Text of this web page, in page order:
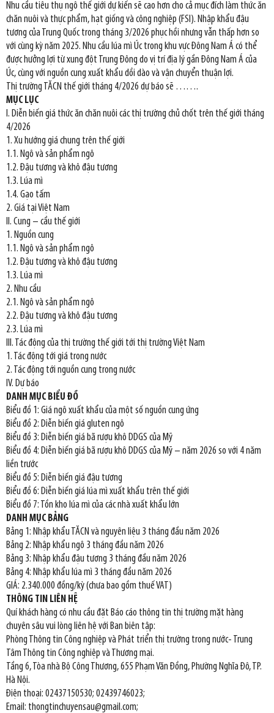
Nhu cầu tiêu thụ ngô thế giới dự kiến sẽ cao hơn cho cả mục đích làm thức ăn
chăn nuôi và thực phẩm, hạt giống và công nghiệp (FSI). Nhập khẩu đậu
tương của Trung Quốc trong tháng 3/2026 phục hồi nhưng vẫn thấp hơn so
với cùng kỳ năm 2025. Nhu cầu lúa mì Úc trong khu vực Đông Nam Á có thể
được hưởng lợi từ xung đột Trung Đông do vị trí địa lý gần Đông Nam Á của
Úc, cùng với nguồn cung xuất khẩu dồi dào và vận chuyển thuận lợi.
Thị trường TĂCN thế giới tháng 4/2026 dự báo sẽ …….
MỤC LỤC
I. Diễn biến giá thức ăn chăn nuôi các thị trường chủ chốt trên thế giới tháng
4/2026
1. Xu hướng giá chung trên thế giới
1.1. Ngô và sản phẩm ngô
1.2. Đậu tương và khô đậu tương
1.3. Lúa mì
1.4. Gạo tấm
2. Giá tại Việt Nam
II. Cung – cầu thế giới
1. Nguồn cung
1.1. Ngô và sản phẩm ngô
1.2. Đậu tương và khô đậu tương
1.3. Lúa mì
2. Nhu cầu
2.1. Ngô và sản phẩm ngô
2.2. Đậu tương và khô đậu tương
2.3. Lúa mì
III. Tác động của thị trường thế giới tới thị trường Việt Nam
1. Tác động tới giá trong nước
2. Tác động tới nguồn cung trong nước
IV. Dự báo
DANH MỤC BIỂU ĐỒ
Biểu đồ 1: Giá ngô xuất khẩu của một số nguồn cung ứng
Biểu đồ 2: Diễn biến giá gluten ngô
Biểu đồ 3: Diễn biến giá bã rượu khô DDGS của Mỹ
Biểu đồ 4: Diễn biến giá bã rượu khô DDGS của Mỹ – năm 2026 so với 4 năm
liền trước
Biểu đồ 5: Diễn biến giá đậu tương
Biểu đồ 6: Diễn biến giá lúa mì xuất khẩu trên thế giới
Biểu đồ 7: Tồn kho lúa mì của các nhà xuất khẩu lớn
DANH MỤC BẢNG
Bảng 1: Nhập khẩu TĂCN và nguyên liệu 3 tháng đầu năm 2026
Bảng 2: Nhập khẩu ngô 3 tháng đầu năm 2026
Bảng 3: Nhập khẩu đậu tương 3 tháng đầu năm 2026
Bảng 4: Nhập khẩu lúa mì 3 tháng đầu năm 2026
GIÁ: 2.340.000 đồng/kỳ (chưa bao gồm thuế VAT)
THÔNG TIN LIÊN HỆ
Quí khách hàng có nhu cầu đặt Báo cáo thông tin thị trường mặt hàng
chuyên sâu vui lòng liên hệ với Ban biên tập:
Phòng Thông tin Công nghiệp và Phát triển thị trường trong nước- Trung
Tâm Thông tin Công nghiệp và Thương mại.
Tầng 6, Tòa nhà Bộ Công Thương, 655 Phạm Văn Đồng, Phường Nghĩa Đô, TP.
Hà Nội.
Điện thoại: 02437150530; 02439746023;
Email: thongtinchuyensau@gmail.com;